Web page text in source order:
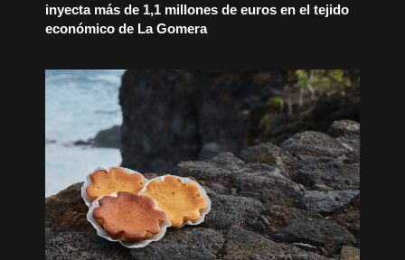
inyecta más de 1,1 millones de euros en el tejido
económico de La Gomera